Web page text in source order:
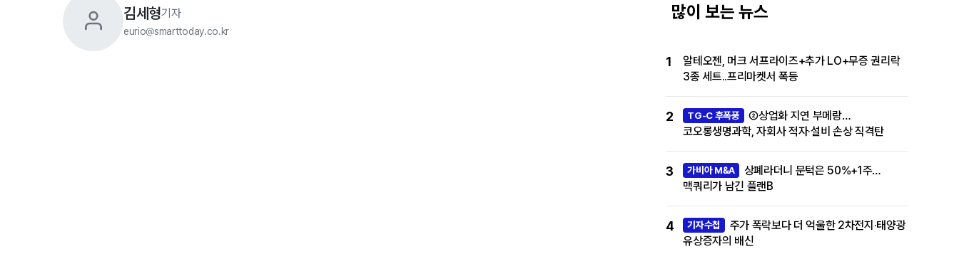
김세형기자
eurio@smarttoday.co.kr
많이 보는 뉴스
1
알테오젠, 머크 서프라이즈+추가 LO+무증 권리락
3종 세트..프리마켓서 폭등
2 TG-C 후폭풍
②상업화 지연 부메랑…
코오롱생명과학, 자회사 적자·설비 손상 직격탄
3 가비아 M&A
상폐라더니 문턱은 50%+1주…
맥쿼리가 남긴 플랜B
4 기자수첩
주가 폭락보다 더 억울한 2차전지·태양광
유상증자의 배신